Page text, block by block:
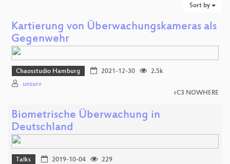
Sort by
Kartierung von Überwachungskameras als
Gegenwehr
Chaosstudio Hamburg 2021-12-30
2.5k
unsurv
rC3 NOWHERE
Biometrische Überwachung in
Deutschland
Talks 2019-10-04
229